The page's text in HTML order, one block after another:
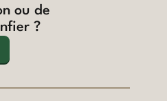
ou de
?